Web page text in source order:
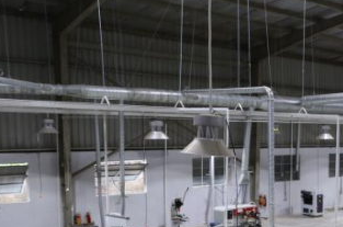
Hệ thống âm thanh đám cưới
VM011